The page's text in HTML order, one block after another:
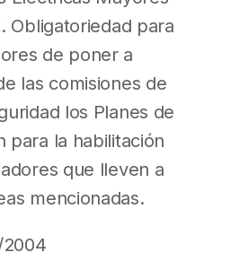
Obligatoriedad para
de poner a
las comisiones de
los Planes de
para la habilitación
que lleven a
mencionadas.
2004